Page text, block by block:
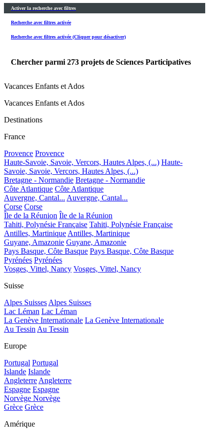
Activer la recherche avec filtres
Recherche avec filtres activée
Recherche avec filtres activée (Cliquer pour désactiver)
Chercher parmi 273 projets de Sciences Participatives
Vacances Enfants et Ados
Vacances Enfants et Ados
Destinations
France
Provence Provence
Haute-Savoie, Savoie, Vercors, Hautes Alpes, (...) Haute-
Savoie, Savoie, Vercors, Hautes Alpes, (...)
Bretagne - Normandie Bretagne - Normandie
Côte Atlantique Côte Atlantique
Auvergne, Cantal... Auvergne, Cantal...
Corse Corse
Île de la Réunion Île de la Réunion
Tahiti, Polynésie Française Tahiti, Polynésie Française
Antilles, Martinique Antilles, Martinique
Guyane, Amazonie Guyane, Amazonie
Pays Basque, Côte Basque Pays Basque, Côte Basque
Pyrénées Pyrénées
Vosges, Vittel, Nancy Vosges, Vittel, Nancy
Suisse
Alpes Suisses Alpes Suisses
Lac Léman Lac Léman
La Genève Internationale La Genève Internationale
Au Tessin Au Tessin
Europe
Portugal Portugal
Islande Islande
Angleterre Angleterre
Espagne Espagne
Norvège Norvège
Grèce Grèce
Amérique